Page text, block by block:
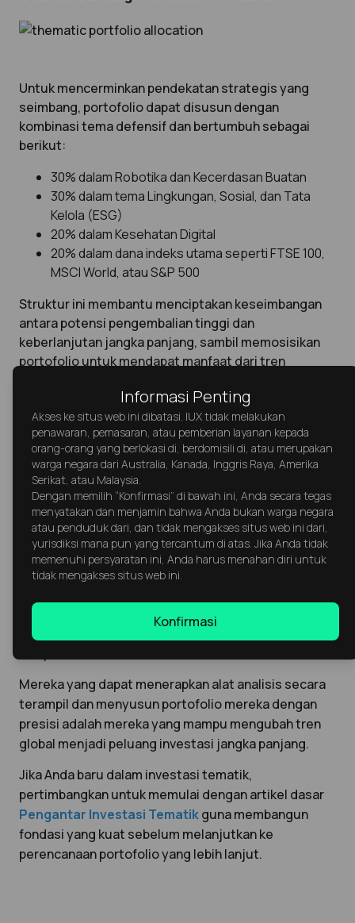
Untuk mencerminkan pendekatan strategis yang
seimbang, portofolio dapat disusun dengan
kombinasi tema defensif dan bertumbuh sebagai
berikut:
30% dalam Robotika dan Kecerdasan Buatan
30% dalam tema Lingkungan, Sosial, dan Tata
Kelola (ESG)
20% dalam Kesehatan Digital
20% dalam dana indeks utama seperti FTSE 100,
MSCI World, atau S&P 500
Struktur ini membantu menciptakan keseimbangan
antara potensi pengembalian tinggi dan
keberlanjutan jangka panjang, sambil memosisikan
portofolio untuk mendapat manfaat dari tren
Kesimpulan
Investasi tematik hanya memberikan nilai nyata
ketika investor benar-benar memahami tema yang
melainkan dengan menggabungkan strategi dan
analisis mendalam atas makroekonomi, teknologi,
Mereka yang dapat menerapkan alat analisis secara
terampil dan menyusun portofolio mereka dengan
presisi adalah mereka yang mampu mengubah tren
global menjadi peluang investasi jangka panjang.
Jika Anda baru dalam investasi tematik,
pertimbangkan untuk memulai dengan artikel dasar
Pengantar Investasi Tematikguna membangun
fondasi yang kuat sebelum melanjutkan ke
perencanaan portofolio yang lebih lanjut.
Informasi Penting
Akses ke situs web ini dibatasi. IUX tidak melakukan
penawaran, pemasaran, atau pemberian layanan kepada
orang-orang yang berlokasi di, berdomisili di, atau merupakan
warga negara dari Australia, Kanada, Inggris Raya, Amerika
Serikat, atau Malaysia.
Dengan memilih “Konfirmasi” di bawah ini, Anda secara tegas
menyatakan dan menjamin bahwa Anda bukan warga negara
atau penduduk dari, dan tidak mengakses situs web ini dari,
yurisdiksi mana pun yang tercantum di atas. Jika Anda tidak
memenuhi persyaratan ini, Anda harus menahan diri untuk
tidak mengakses situs web ini.
Konfirmasi